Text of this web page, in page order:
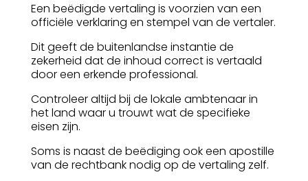
Een beëdigde vertaling is voorzien van een
officiële verklaring en stempel van de vertaler.
Dit geeft de buitenlandse instantie de
zekerheid dat de inhoud correct is vertaald
door een erkende professional.
Controleer altijd bij de lokale ambtenaar in
het land waar u trouwt wat de specifieke
eisen zijn.
Soms is naast de beëdiging ook een apostille
van de rechtbank nodig op de vertaling zelf.